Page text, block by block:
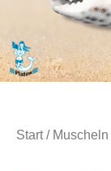
Start/ Muscheln